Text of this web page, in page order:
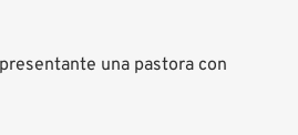
una pastora con